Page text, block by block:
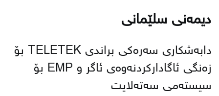
دیمەنی سلێمانی
دابەشكاری سەرەكی براندی TELETEK بۆ
زەنگی ئاگاداركردنەوەی ئاگر و EMP بۆ
سیستەمی سەتەلایت